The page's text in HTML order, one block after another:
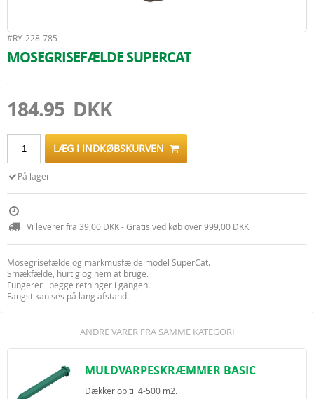
#RY-228-785
MOSEGRISEFÆLDE SUPERCAT
184.95 DKK
LÆG I INDKØBSKURVEN
På lager
Vi leverer fra 39,00 DKK - Gratis ved køb over 999,00 DKK
Mosegrisefælde og markmusfælde model SuperCat.
Smækfælde, hurtig og nem at bruge.
Fungerer i begge retninger i gangen.
Fangst kan ses på lang afstand.
ANDRE VARER FRA SAMME KATEGORI
MULDVARPESKRÆMMER BASIC
Dækker op til 4-500 m2.